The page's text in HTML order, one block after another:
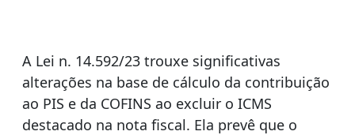
A Lei n. 14.592/23 trouxe significativas
alterações na base de cálculo da contribuição
ao PIS e da COFINS ao excluir o ICMS
destacado na nota fiscal. Ela prevê que o